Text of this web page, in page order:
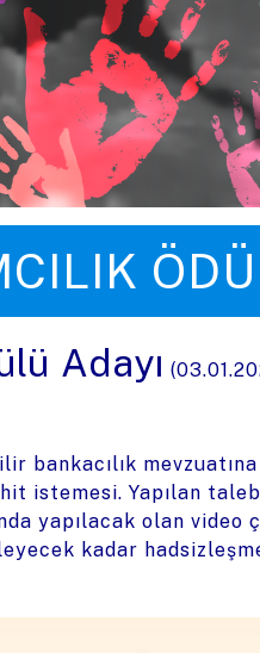
Adayı (
bankacılık
istemesi. Yapılan
yapılacak olan video
kadar